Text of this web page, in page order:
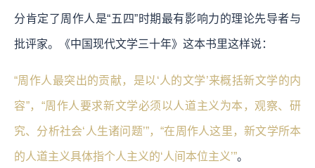
分肯定了周作人是“五四”时期最有影响力的理论先导者与
批评家。《中国现代文学三十年》这本书里这样说：
“周作人最突出的贡献，是以‘人的文学’来概括新文学的内
容”，“周作人要求新文学必须以人道主义为本，观察、研
究、分析社会‘人生诸问题’”，“在周作人这里，新文学所本
的人道主义具体指个人主义的‘人间本位主义’”。